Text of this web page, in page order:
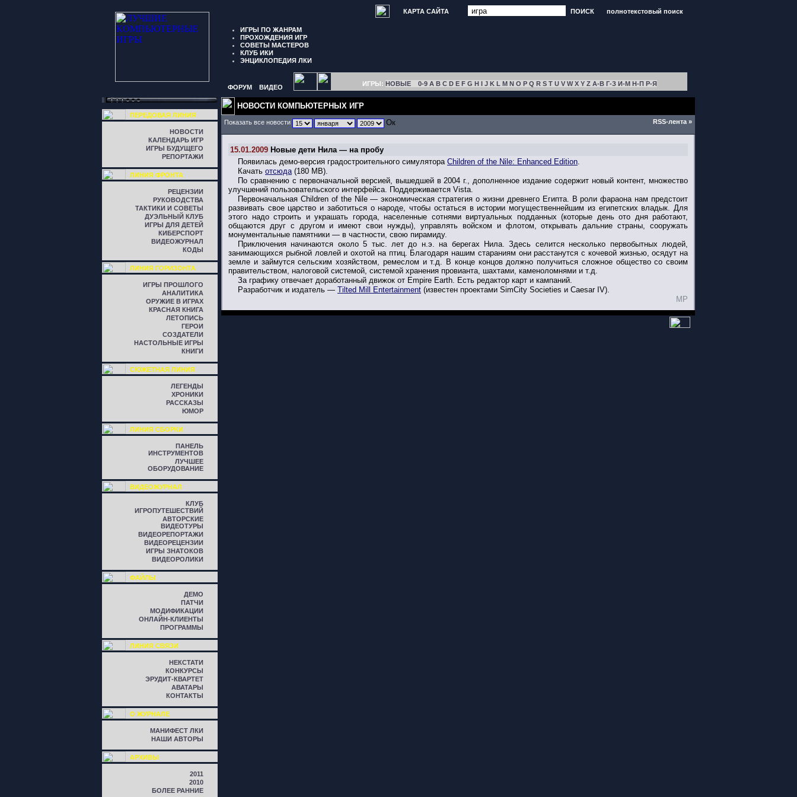
КАРТА САЙТА ПОИСК полнотекстовый поиск
ИГРЫ ПО ЖАНРАМ
ПРОХОЖДЕНИЯ ИГР
СОВЕТЫ МАСТЕРОВ
КЛУБ ИКИ
ЭНЦИКЛОПЕДИЯ ЛКИ
ФОРУМ ВИДЕО ИГРЫ: НОВЫЕ 0-9 A B C D E F G H I J K L M N O P Q R S T U V W X Y Z А-В Г-З И-М Н-П Р-Я
ПЕРЕДОВАЯ ЛИНИЯ
НОВОСТИ
КАЛЕНДАРЬ ИГР
ИГРЫ БУДУЩЕГО
РЕПОРТАЖИ
ЛИНИЯ ФРОНТА
РЕЦЕНЗИИ
РУКОВОДСТВА
ТАКТИКИ И СОВЕТЫ
ДУЭЛЬНЫЙ КЛУБ
ИГРЫ ДЛЯ ДЕТЕЙ
КИБЕРСПОРТ
ВИДЕОЖУРНАЛ
КОДЫ
ЛИНИЯ ГОРИЗОНТА
ИГРЫ ПРОШЛОГО
АНАЛИТИКА
ОРУЖИЕ В ИГРАХ
КРАСНАЯ КНИГА
ЛЕТОПИСЬ
ГЕРОИ
СОЗДАТЕЛИ
НАСТОЛЬНЫЕ ИГРЫ
КНИГИ
СЮЖЕТНАЯ ЛИНИЯ
ЛЕГЕНДЫ
ХРОНИКИ
РАССКАЗЫ
ЮМОР
ЛИНИЯ СБОРКИ
ПАНЕЛЬ
ИНСТРУМЕНТОВ
ЛУЧШЕЕ
ОБОРУДОВАНИЕ
ВИДЕОЖУРНАЛ
КЛУБ
ИГРОПУТЕШЕСТВИЙ
АВТОРСКИЕ
ВИДЕОТУРЫ
ВИДЕОРЕПОРТАЖИ
ВИДЕОРЕЦЕНЗИИ
ИГРЫ ЗНАТОКОВ
ВИДЕОРОЛИКИ
ФАЙЛЫ
ДЕМО
ПАТЧИ
МОДИФИКАЦИИ
ОНЛАЙН-КЛИЕНТЫ
ПРОГРАММЫ
ЛИНИЯ СВЯЗИ
НЕКСТАТИ
КОНКУРСЫ
ЭРУДИТ-КВАРТЕТ
АВАТАРЫ
КОНТАКТЫ
О ЖУРНАЛЕ
МАНИФЕСТ ЛКИ
НАШИ АВТОРЫ
АРХИВЫ
2011
2010
БОЛЕЕ РАННИЕ
НОВОСТИ КОМПЬЮТЕРНЫХ ИГР
Показать все новости RSS-лента »
15.01.2009 Новые дети Нила — на пробу
Появилась демо-версия градостроительного симулятора Children of the Nile: Enhanced Edition.
Качать отсюда(180 MB).
По сравнению с первоначальной версией, вышедшей в 2004 г., дополненное издание содержит новый контент, множество
улучшений пользовательского интерфейса. Поддерживается Vista.
Первоначальная Children of the Nile — экономическая стратегия о жизни древнего Египта. В роли фараона нам предстоит
развивать свое царство и заботиться о народе, чтобы остаться в истории могущественнейшим из египетских владык. Для
этого надо строить и украшать города, населенные сотнями виртуальных подданных (которые день ото дня работают,
общаются друг с другом и имеют свои нужды), управлять войском и флотом, открывать дальние страны, сооружать
монументальные памятники — в частности, свою пирамиду.
Приключения начинаются около 5 тыс. лет до н.э. на берегах Нила. Здесь селится несколько первобытных людей,
занимающихся рыбной ловлей и охотой на птиц. Благодаря нашим стараниям они расстанутся с кочевой жизнью, осядут на
земле и займутся сельским хозяйством, ремеслом и т.д. В конце концов должно получиться сложное общество со своим
правительством, налоговой системой, системой хранения провианта, шахтами, каменоломнями и т.д.
За графику отвечает доработанный движок от Empire Earth. Есть редактор карт и кампаний.
Разработчик и издатель — Tilted Mill Entertainment (известен проектами SimCity Societies и Caesar IV).
MP